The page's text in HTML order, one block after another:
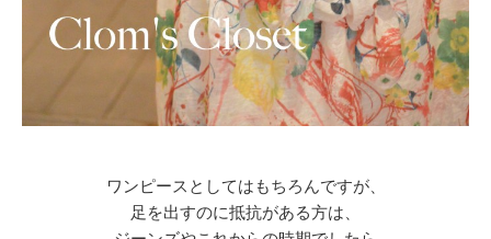
ワンピースとしてはもちろんですが、
足を出すのに抵抗がある方は、